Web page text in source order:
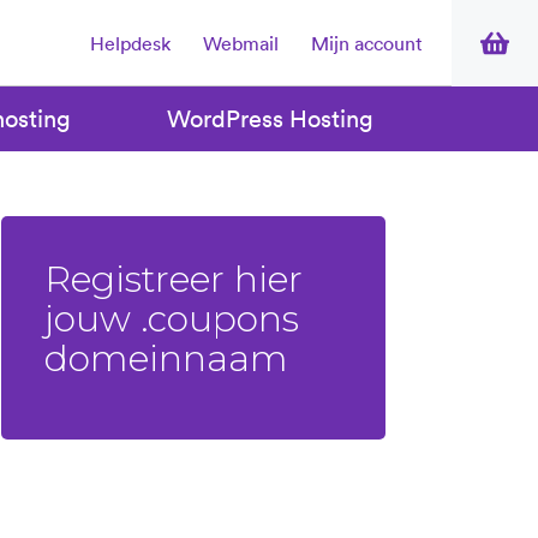
Helpdesk Webmail Mijn account
WordPress Hosting
Registreer hier
jouw .coupons
domeinnaam